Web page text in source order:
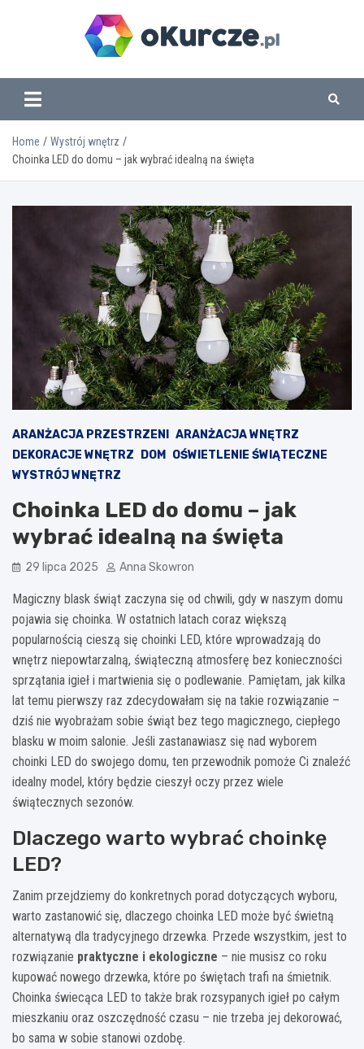
www.okurcze.pl
Home
Wystrój wnętrz
Choinka LED do domu – jak wybrać idealną na święta
ARANŻACJA PRZESTRZENI
ARANŻACJA WNĘTRZ
DEKORACJE WNĘTRZ
DOM
OŚWIETLENIE ŚWIĄTECZNE
WYSTRÓJ WNĘTRZ
Choinka LED do domu – jak
wybrać idealną na święta
29 lipca 2025 Anna Skowron
Magiczny blask świąt zaczyna się od chwili, gdy w naszym domu
pojawia się choinka. W ostatnich latach coraz większą
popularnością cieszą się choinki LED, które wprowadzają do
wnętrz niepowtarzalną, świąteczną atmosferę bez konieczności
sprzątania igieł i martwienia się o podlewanie. Pamiętam, jak kilka
lat temu pierwszy raz zdecydowałam się na takie rozwiązanie –
dziś nie wyobrażam sobie świąt bez tego magicznego, ciepłego
blasku w moim salonie. Jeśli zastanawiasz się nad wyborem
choinki LED do swojego domu, ten przewodnik pomoże Ci znaleźć
idealny model, który będzie cieszył oczy przez wiele
świątecznych sezonów.
Dlaczego warto wybrać choinkę
LED?
Zanim przejdziemy do konkretnych porad dotyczących wyboru,
warto zastanowić się, dlaczego choinka LED może być świetną
alternatywą dla tradycyjnego drzewka. Przede wszystkim, jest to
rozwiązanie praktyczne i ekologiczne – nie musisz co roku
kupować nowego drzewka, które po świętach trafi na śmietnik.
Choinka świecąca LED to także brak rozsypanych igieł po całym
mieszkaniu oraz oszczędność czasu – nie trzeba jej dekorować,
bo sama w sobie stanowi ozdobę.